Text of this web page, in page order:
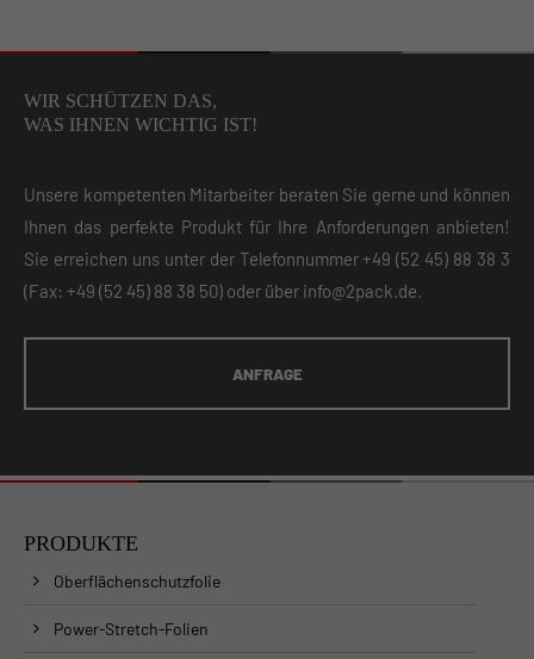
WIR SCHÜTZEN DAS,
WAS IHNEN WICHTIG IST!
Unsere kompetenten Mitarbeiter beraten Sie gerne und können
Ihnen das perfekte Produkt für Ihre Anforderungen anbieten!
Sie erreichen uns unter der Telefonnummer+49 (52 45) 88 38 3
(Fax: +49 (52 45) 88 38 50) oder über info@2pack.de.
ANFRAGE
PRODUKTE
Oberflächenschutzfolie
Power-Stretch-Folien